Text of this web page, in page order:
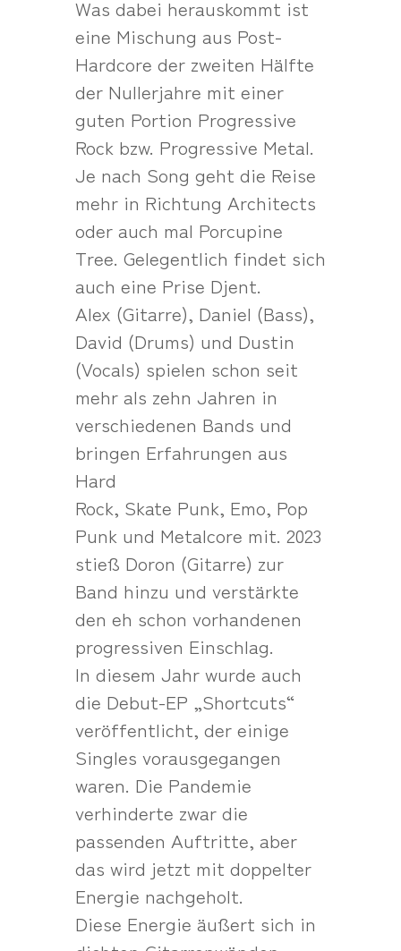
Was dabei herauskommt ist
eine Mischung aus Post-
Hardcore der zweiten Hälfte
der Nullerjahre mit einer
guten Portion Progressive
Rock bzw. Progressive Metal.
Je nach Song geht die Reise
mehr in Richtung Architects
oder auch mal Porcupine
Tree. Gelegentlich findet sich
auch eine Prise Djent.
Alex (Gitarre), Daniel (Bass),
David (Drums) und Dustin
(Vocals) spielen schon seit
mehr als zehn Jahren in
verschiedenen Bands und
bringen Erfahrungen aus
Hard
Rock, Skate Punk, Emo, Pop
Punk und Metalcore mit. 2023
stieß Doron (Gitarre) zur
Band hinzu und verstärkte
den eh schon vorhandenen
progressiven Einschlag.
In diesem Jahr wurde auch
die Debut-EP „Shortcuts“
veröffentlicht, der einige
Singles vorausgegangen
waren. Die Pandemie
verhinderte zwar die
passenden Auftritte, aber
das wird jetzt mit doppelter
Energie nachgeholt.
Diese Energie äußert sich in